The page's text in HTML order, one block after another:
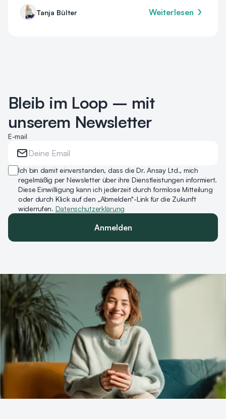
Tanja Bülter Weiterlesen
Bleib im Loop – mit
unserem Newsletter
E-mail
Ich bin damit einverstanden, dass die Dr. Ansay Ltd., mich
regelmäßig per Newsletter über ihre Dienstleistungen informiert.
Diese Einwilligung kann ich jederzeit durch formlose Mitteilung
oder durch Klick auf den „Abmelden"-Link für die Zukunft
widerrufen. Datenschutzerklärung
Anmelden